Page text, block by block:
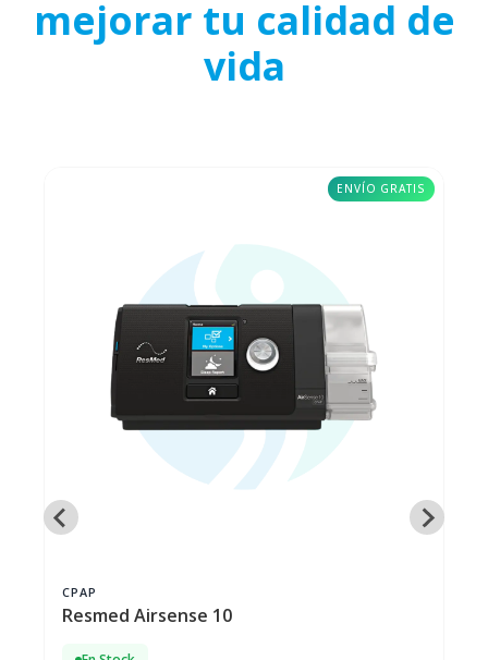
mejorar tu calidad de
vida
ENVÍO GRATIS
CPAP
Resmed Airsense 10